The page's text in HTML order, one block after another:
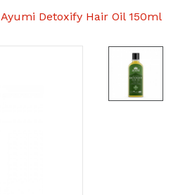
Ayumi Detoxify Hair Oil 150ml